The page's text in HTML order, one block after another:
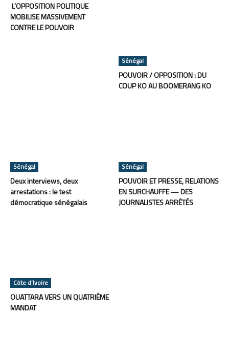
L’OPPOSITION POLITIQUE
MOBILISE MASSIVEMENT
CONTRE LE POUVOIR
Sénégal
POUVOIR / OPPOSITION : DU
COUP KO AU BOOMERANG KO
Sénégal
Deux interviews, deux
arrestations : le test
démocratique sénégalais
Sénégal
POUVOIR ET PRESSE, RELATIONS
EN SURCHAUFFE — DES
JOURNALISTES ARRÊTÉS
Côte d’Ivoire
OUATTARA VERS UN QUATRIÈME
MANDAT